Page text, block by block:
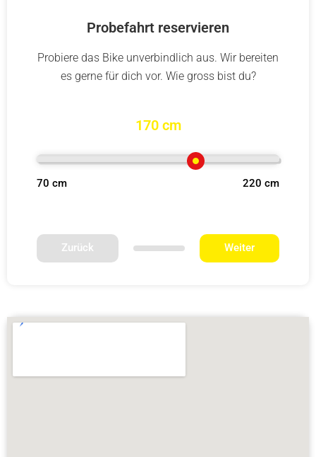
Probefahrt reservieren
Probiere das Bike unverbindlich aus. Wir bereiten
es gerne für dich vor. Wie gross bist du?
170 cm
70 cm 220 cm
Zurück Weiter